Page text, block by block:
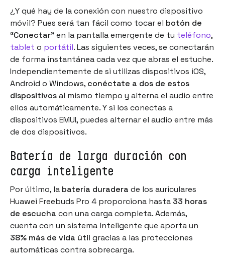
¿Y qué hay de la conexión con nuestro dispositivo
móvil? Pues será tan fácil como tocar el botón de
“Conectar” en la pantalla emergente de tu teléfono,
tablet o portátil. Las siguientes veces, se conectarán
de forma instantánea cada vez que abras el estuche.
Independientemente de si utilizas dispositivos iOS,
Android o Windows, conéctate a dos de estos
dispositivosal mismo tiempo y alterna el audio entre
ellos automáticamente. Y si los conectas a
dispositivos EMUI, puedes alternar el audio entre más
de dos dispositivos.
Batería de larga duración con
carga inteligente
Por último, la batería duradera de los auriculares
Huawei Freebuds Pro 4 proporciona hasta 33 horas
de escucha con una carga completa. Además,
cuenta con un sistema inteligente que aporta un
38% más de vida útil gracias a las protecciones
automáticas contra sobrecarga.